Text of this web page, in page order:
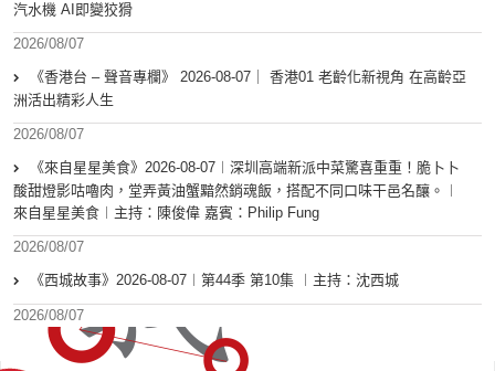
汽水機 AI即變狡猾
2026/08/07
《香港台 – 聲音專欄》 2026-08-07｜ 香港01 老齡化新視角 在高齡亞
洲活出精彩人生
2026/08/07
《來自星星美食》2026-08-07︱深圳高端新派中菜驚喜重重！脆卜卜
酸甜燈影咕嚕肉，堂弄黃油蟹黯然銷魂飯，搭配不同口味干邑名釀。︱
來自星星美食︱主持：陳俊偉 嘉賓：Philip Fung
2026/08/07
《西城故事》2026-08-07︱第44季 第10集 ︱主持：沈西城
2026/08/07